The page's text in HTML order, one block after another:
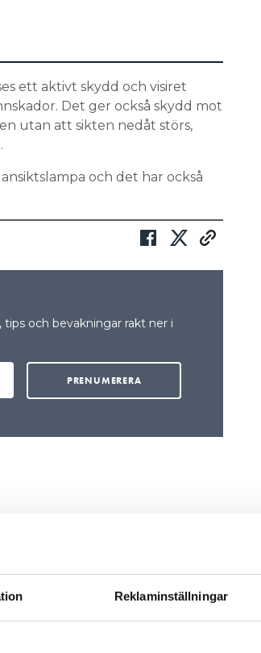
Reklaminställningar
ett aktivt skydd och visiret
Det ger också skydd mot
utan att sikten nedåt störs,
och det har också
och bevakningar rakt ner i